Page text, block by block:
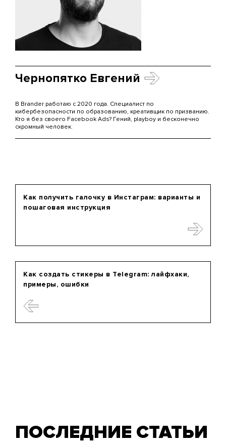
Чернопятко Евгений
В Brander работаю с 2020 года. Специалист по
кибербезопасности по образованию, креативщик по призванию.
Кто я без своего Facebook Ads? Гений, playboy и бесконечно
скромный человек.
Как создать стикеры в Telegram: лайфхаки,
примеры, ошибки
Как получить галочку в Инстаграм: варианты и
пошаговая инструкция
ПОСЛЕДНИЕ СТАТЬИ